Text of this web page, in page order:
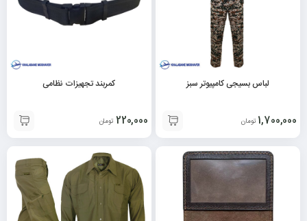
لباس بسیجی کامپیوتر سبز
1,700,000 تومان
کمربند تجهیزات نظامی
220,000 تومان